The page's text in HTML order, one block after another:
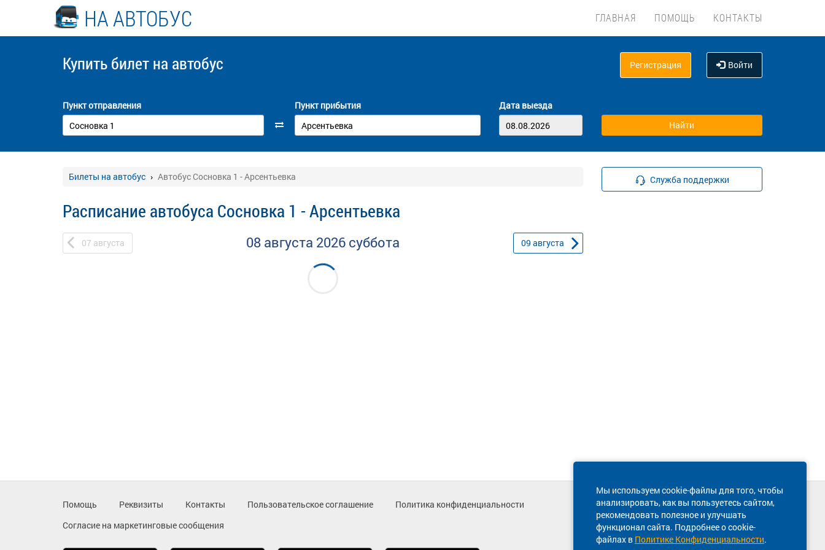
НА АВТОБУС ГЛАВНАЯ ПОМОЩЬ КОНТАКТЫ
Купить билет на автобус Регистрация Войти
Пункт отправления Пункт прибытия Дата выезда
Билеты на автобус Автобус Сосновка 1 - Арсентьевка
Расписание автобуса Сосновка 1 - Арсентьевка
07 августа 08 августа 2026 суббота 09 августа
Служба поддержки
Мы используем cookie-файлы для того, чтобы
анализировать, как вы пользуетесь сайтом,
рекомендовать полезное и улучшать
функционал сайта. Подробнее о cookie-
файлах в Политике Конфиденциальности.
Помощь Реквизиты Контакты Пользовательское соглашение
Политика конфиденциальности
Согласие на маркетинговые сообщения
Техническая поддержка сайта
8 800 600-03-38